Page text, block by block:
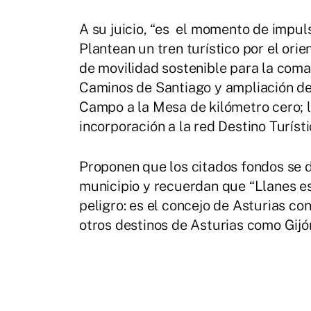
A su juicio, “es el momento de
Plantean un tren turístico por el
de movilidad sostenible para la
Caminos de Santiago y ampliación
Campo a la Mesa de kilómetro
incorporación a la red Destino
Proponen que los citados fondos
municipio y recuerdan que “Llanes
peligro: es el concejo de Asturias
otros destinos de Asturias como